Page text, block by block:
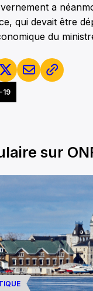
a
qui devait être
du
19
sur